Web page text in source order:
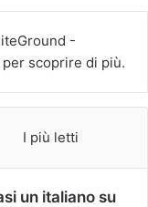
I più letti
un italiano su